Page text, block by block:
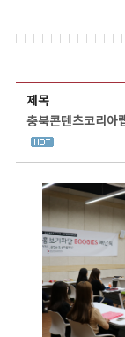
제목
충북콘텐츠코리아